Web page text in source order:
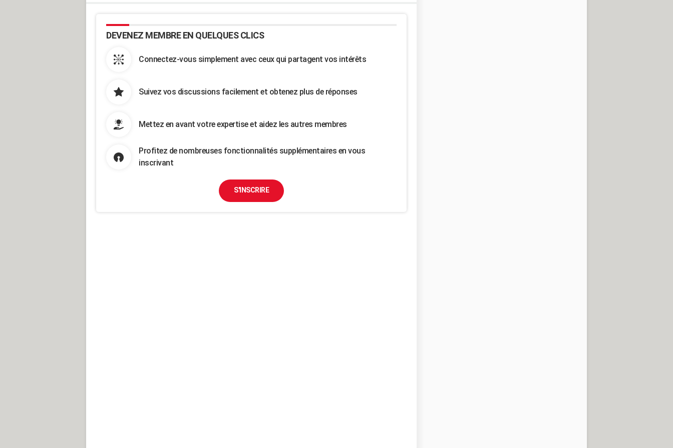
DEVENEZ MEMBRE EN QUELQUES CLICS
Connectez-vous simplement avec ceux qui partagent vos intérêts
Suivez vos discussions facilement et obtenez plus de réponses
Mettez en avant votre expertise et aidez les autres membres
Profitez de nombreuses fonctionnalités supplémentaires en vous
inscrivant
S'INSCRIRE